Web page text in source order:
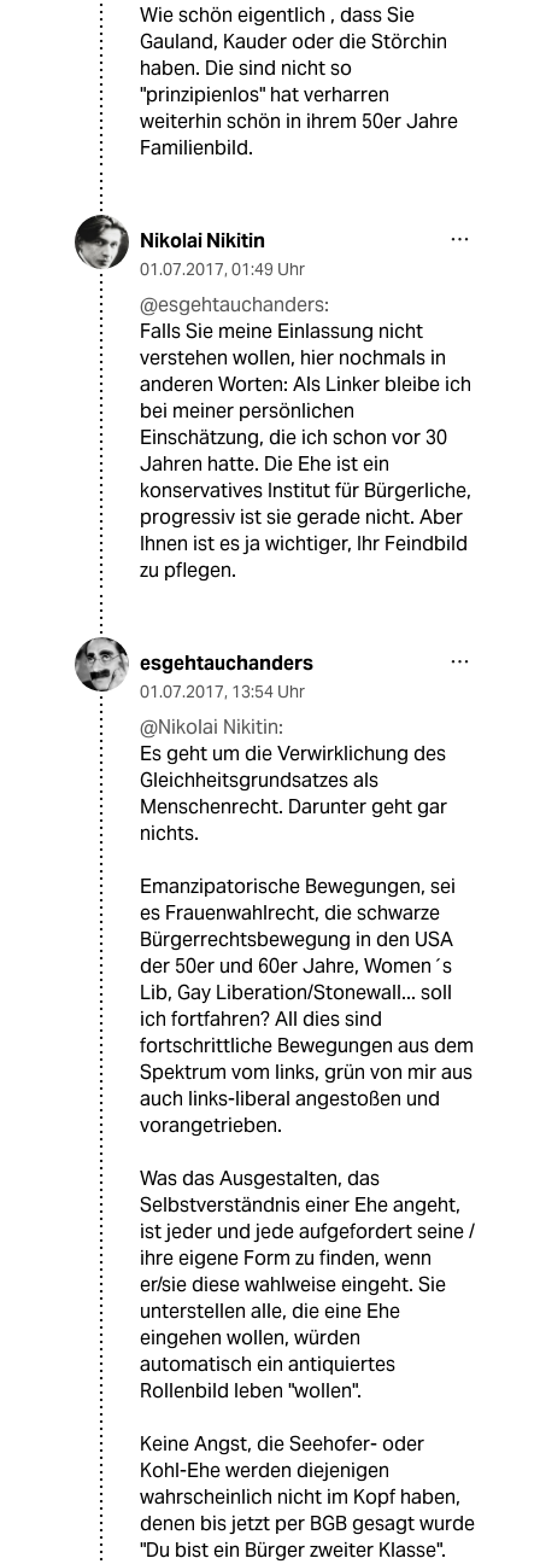
Wie schön eigentlich , dass Sie
Gauland, Kauder oder die Störchin
haben. Die sind nicht so
"prinzipienlos" hat verharren
weiterhin schön in ihrem 50er Jahre
Familienbild.
Nikolai Nikitin
01.07.2017, 01:49 Uhr
@esgehtauchanders:
Falls Sie meine Einlassung nicht
verstehen wollen, hier nochmals in
anderen Worten: Als Linker bleibe ich
bei meiner persönlichen
Einschätzung, die ich schon vor 30
Jahren hatte. Die Ehe ist ein
konservatives Institut für Bürgerliche,
progressiv ist sie gerade nicht. Aber
Ihnen ist es ja wichtiger, Ihr Feindbild
zu pflegen.
esgehtauchanders
01.07.2017, 13:54 Uhr
@Nikolai Nikitin:
Es geht um die Verwirklichung des
Gleichheitsgrundsatzes als
Menschenrecht. Darunter geht gar
nichts.
Emanzipatorische Bewegungen, sei
es Frauenwahlrecht, die schwarze
Bürgerrechtsbewegung in den USA
der 50er und 60er Jahre, Women´s
Lib, Gay Liberation/Stonewall... soll
ich fortfahren? All dies sind
fortschrittliche Bewegungen aus dem
Spektrum vom links, grün von mir aus
auch links-liberal angestoßen und
vorangetrieben.
Was das Ausgestalten, das
Selbstverständnis einer Ehe angeht,
ist jeder und jede aufgefordert seine /
ihre eigene Form zu finden, wenn
er/sie diese wahlweise eingeht. Sie
unterstellen alle, die eine Ehe
eingehen wollen, würden
automatisch ein antiquiertes
Rollenbild leben "wollen".
Keine Angst, die Seehofer- oder
Kohl-Ehe werden diejenigen
wahrscheinlich nicht im Kopf haben,
denen bis jetzt per BGB gesagt wurde
"Du bist ein Bürger zweiter Klasse".